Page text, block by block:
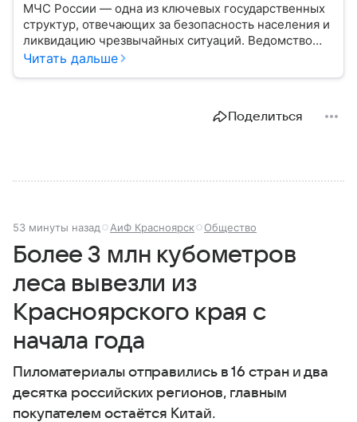
МЧС России — одна из ключевых государственных
структур, отвечающих за безопасность населения и
ликвидацию чрезвычайных ситуаций. Ведомство
играет важную роль в защите граждан от
задачи выполняет и какую роль играет в
Читать дальше
Поделиться
53 минуты назад АиФ Красноярск Общество
Более 3 млн кубометров
леса вывезли из
Красноярского края с
начала года
Пиломатериалы отправились в 16 стран и два
десятка российских регионов, главным
покупателем остаётся Китай.